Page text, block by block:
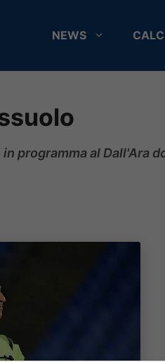
NEWS
programma al Dall'Ara